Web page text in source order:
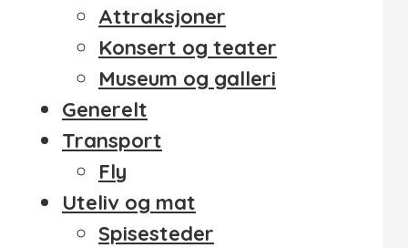
Attraksjoner
Konsert og teater
Museum og galleri
Generelt
Transport
Fly
Uteliv og mat
Spisesteder